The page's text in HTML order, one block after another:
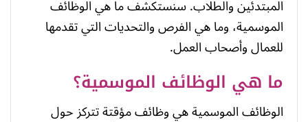
المبتدئين والطلاب. سنستكشف ما هي الوظائف
الموسمية، وما هي الفرص والتحديات التي تقدمها
للعمال وأصحاب العمل.
ما هي الوظائف الموسمية؟
الوظائف الموسمية هي وظائف مؤقتة تتركز حول